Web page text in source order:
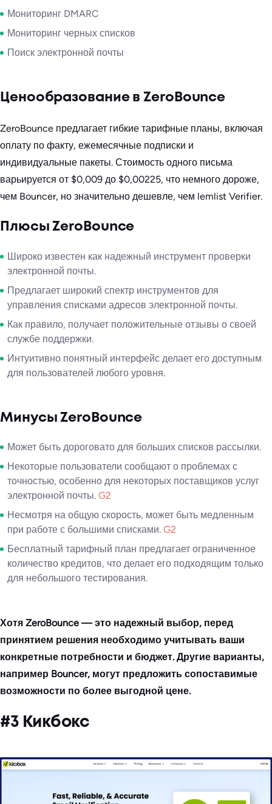
Мониторинг DMARC
Мониторинг черных списков
Поиск электронной почты
Ценообразование в ZeroBounce
ZeroBounce предлагает гибкие тарифные планы, включая
оплату по факту, ежемесячные подписки и
индивидуальные пакеты. Стоимость одного письма
варьируется от $0,009 до $0,00225, что немного дороже,
чем Bouncer, но значительно дешевле, чем lemlist Verifier.
Плюсы ZeroBounce
Широко известен как надежный инструмент проверки
электронной почты.
Предлагает широкий спектр инструментов для
управления списками адресов электронной почты.
Как правило, получает положительные отзывы о своей
службе поддержки.
Интуитивно понятный интерфейс делает его доступным
для пользователей любого уровня.
Минусы ZeroBounce
Может быть дороговато для больших списков рассылки.
Некоторые пользователи сообщают о проблемах с
точностью, особенно для некоторых поставщиков услуг
электронной почты. G2
Несмотря на общую скорость, может быть медленным
при работе с большими списками. G2
Бесплатный тарифный план предлагает ограниченное
количество кредитов, что делает его подходящим только
для небольшого тестирования.
Хотя ZeroBounce — это надежный выбор, перед
принятием решения необходимо учитывать ваши
конкретные потребности и бюджет. Другие варианты,
например Bouncer, могут предложить сопоставимые
возможности по более выгодной цене.
#3 Кикбокс